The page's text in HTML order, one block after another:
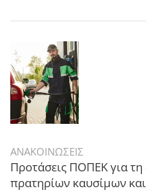
ΑΝΑΚΟΙΝΩΣΕΙΣ
Προτάσεις ΠΟΠΕΚ για
πρατηρίων καυσίμων